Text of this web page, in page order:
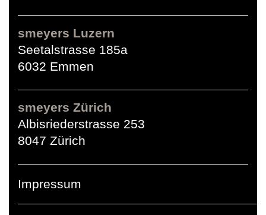
smeyers Luzern
Seetalstrasse 185a
6032 Emmen
smeyers Zürich
Albisriederstrasse 253
8047 Zürich
Impressum